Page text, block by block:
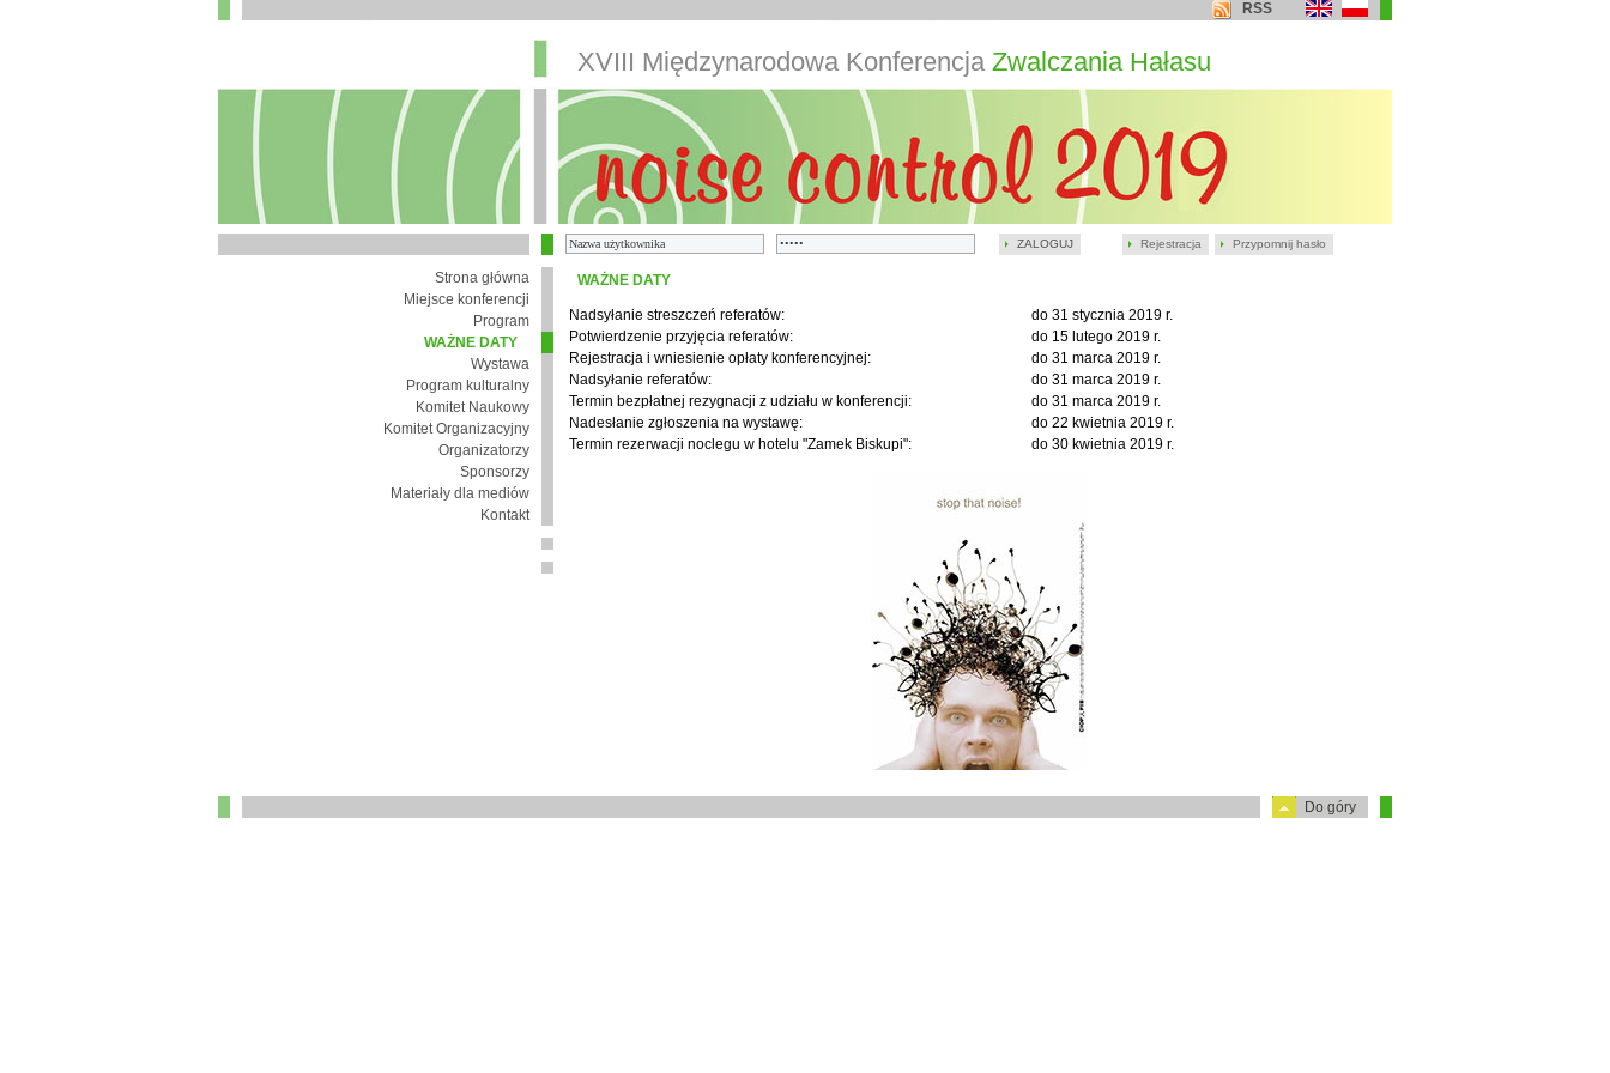
ZALOGUJ Rejestracja Przypomnij hasło
RSS
XVIII Międzynarodowa Konferencja Zwalczania Hałasu
Strona główna
Miejsce konferencji
Program
WAŻNE DATY
Wystawa
Program kulturalny
Komitet Naukowy
Komitet Organizacyjny
Organizatorzy
Sponsorzy
Materiały dla mediów
Kontakt
WAŻNE DATY
Nadsyłanie streszczeń referatów:
do 31 stycznia 2019 r.
Potwierdzenie przyjęcia referatów:
do 15 lutego 2019 r.
Rejestracja i wniesienie opłaty konferencyjnej:
do 31 marca 2019 r.
Nadsyłanie referatów:
do 31 marca 2019 r.
Termin bezpłatnej rezygnacji z udziału w konferencji:
do 31 marca 2019 r.
Nadesłanie zgłoszenia na wystawę:
do 22 kwietnia 2019 r.
Termin rezerwacji noclegu w hotelu "Zamek Biskupi":
do 30 kwietnia 2019 r.
Do góry